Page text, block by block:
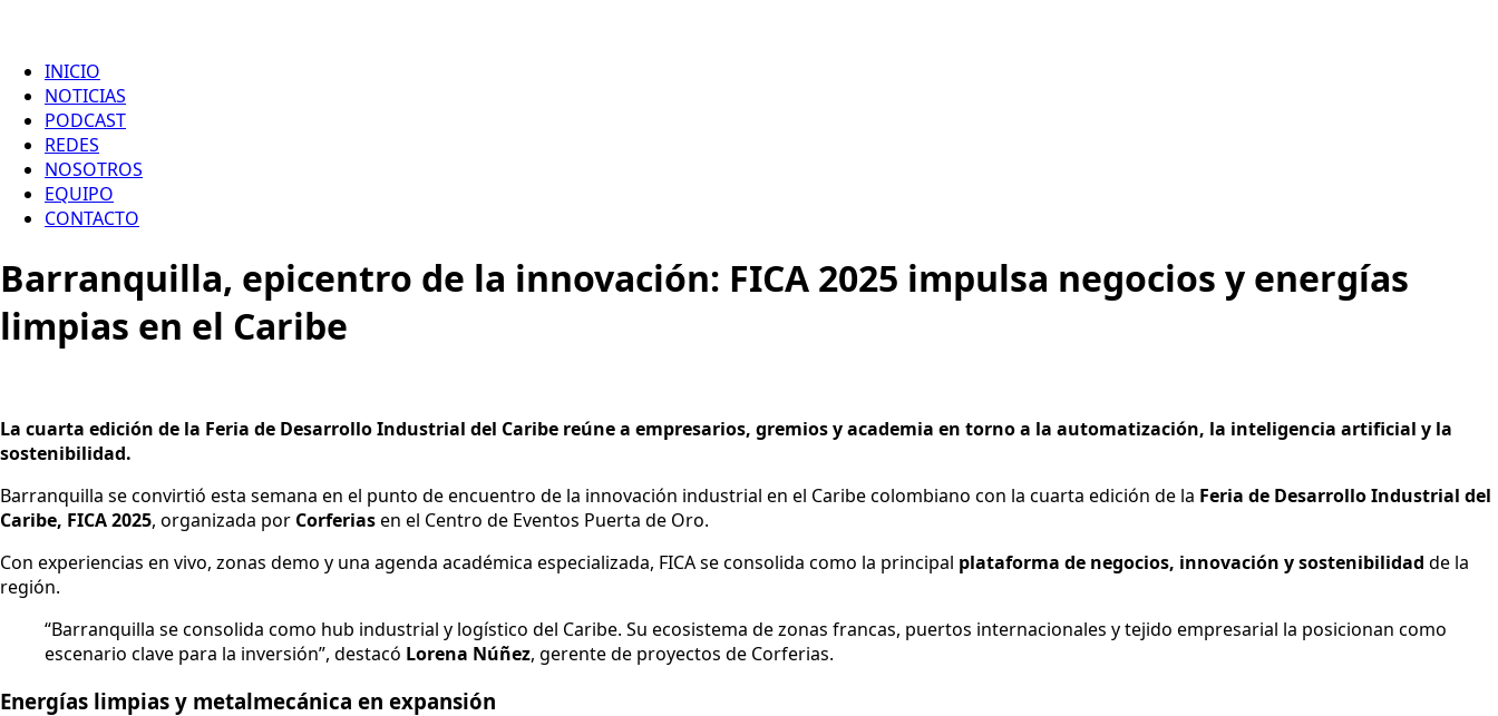
INICIO
NOTICIAS
PODCAST
REDES
NOSOTROS
EQUIPO
CONTACTO
Barranquilla, epicentro de la innovación: FICA 2025 impulsa negocios y energías
limpias en el Caribe
La cuarta edición de la Feria de Desarrollo Industrial del Caribe reúne a empresarios, gremios y academia en torno a la automatización, la inteligencia artificial y la
sostenibilidad.
Barranquilla se convirtió esta semana en el punto de encuentro de la innovación industrial en el Caribe colombiano con la cuarta edición de la Feria de Desarrollo Industrial del
Caribe, FICA 2025, organizada por Corferiasen el Centro de Eventos Puerta de Oro.
Con experiencias en vivo, zonas demo y una agenda académica especializada, FICA se consolida como la principal plataforma de negocios, innovación y sostenibilidad de la
región.
“Barranquilla se consolida como hub industrial y logístico del Caribe. Su ecosistema de zonas francas, puertos internacionales y tejido empresarial la posicionan como
escenario clave para la inversión”, destacó Lorena Núñez, gerente de proyectos de Corferias.
Energías limpias y metalmecánica en expansión